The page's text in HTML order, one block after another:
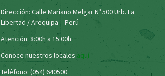
Dirección: Calle Mariano Melgar Nº 500 Urb. La
Libertad / Arequipa – Perú
Atención: 8:00h a 15:00h
Conoce nuestros locales aquí
Teléfono: (054) 640500